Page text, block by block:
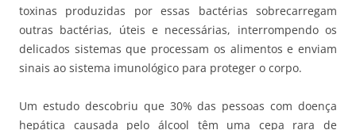
toxinas produzidas por essas bactérias sobrecarregam
outras bactérias, úteis e necessárias, interrompendo os
delicados sistemas que processam os alimentos e enviam
sinais ao sistema imunológico para proteger o corpo.
Um estudo descobriu que 30% das pessoas com doença
hepática causada pelo álcool têm uma cepa rara de